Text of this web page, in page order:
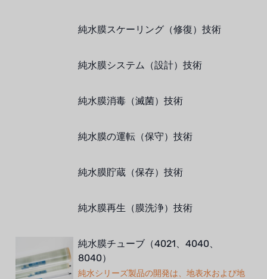
純水膜スケーリング（修復）技術
純水膜システム（設計）技術
純水膜消毒（滅菌）技術
純水膜の運転（保守）技術
純水膜貯蔵（保存）技術
純水膜再生（膜洗浄）技術
純水膜チューブ（4021、4040、
8040）
純水シリーズ製品の開発は、地表水および地